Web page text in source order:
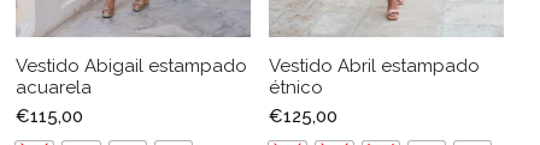
Vestido Abigail estampado
acuarela
€115,00
Vestido Abril estampado
étnico
€125,00